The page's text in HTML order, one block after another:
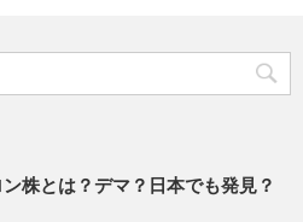
株とは？デマ？日本でも発見？